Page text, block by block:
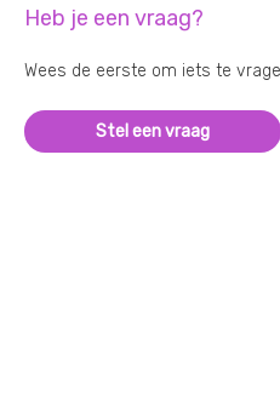
Heb je een vraag?
Wees de eerste om iets te
Stel een vraag